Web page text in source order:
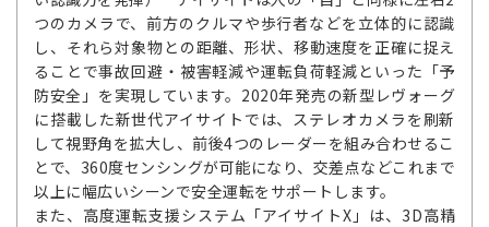
つのカメラで、前方のクルマや歩行者などを立体的に認識
し、それら対象物との距離、形状、移動速度を正確に捉え
ることで事故回避・被害軽減や運転負荷軽減といった「予
防安全」を実現しています。2020年発売の新型レヴォーグ
に搭載した新世代アイサイトでは、ステレオカメラを刷新
して視野角を拡大し、前後4つのレーダーを組み合わせるこ
とで、360度センシングが可能になり、交差点などこれまで
以上に幅広いシーンで安全運転をサポートします。
また、高度運転支援システム「アイサイトX」は、3D高精